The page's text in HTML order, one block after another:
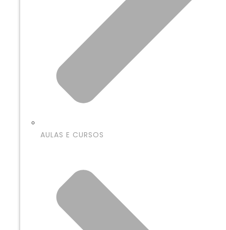
AULAS E CURSOS